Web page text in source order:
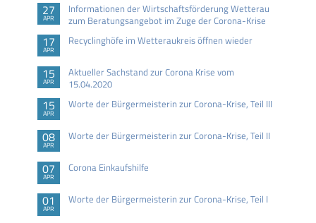
27
APR
Informationen der Wirtschaftsförderung Wetterau
zum Beratungsangebot im Zuge der Corona-Krise
17
APR
Recyclinghöfe im Wetteraukreis öffnen wieder
15
APR
Aktueller Sachstand zur Corona Krise vom
15.04.2020
15
APR
Worte der Bürgermeisterin zur Corona-Krise, Teil III
08
APR
Worte der Bürgermeisterin zur Corona-Krise, Teil II
07
APR
Corona Einkaufshilfe
01
APR
Worte der Bürgermeisterin zur Corona-Krise, Teil I